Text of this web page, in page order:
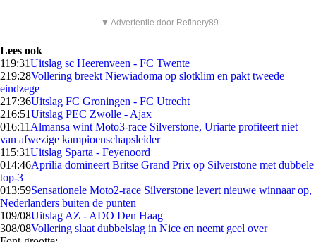
▼ Advertentie door Refinery89
Lees ook
119:31Uitslag sc Heerenveen - FC Twente
219:28Vollering breekt Niewiadoma op slotklim en pakt tweede
eindzege
217:36Uitslag FC Groningen - FC Utrecht
216:51Uitslag PEC Zwolle - Ajax
016:11 Almansa wint Moto3-race Silverstone, Uriarte profiteert niet
van afwezige kampioenschapsleider
115:31Uitslag Sparta - Feyenoord
014:46Aprilia domineert Britse Grand Prix op Silverstone met dubbele
top-3
013:59Sensationele Moto2-race Silverstone levert nieuwe winnaar op,
Nederlanders buiten de punten
109/08Uitslag AZ - ADO Den Haag
308/08Vollering slaat dubbelslag in Nice en neemt geel over